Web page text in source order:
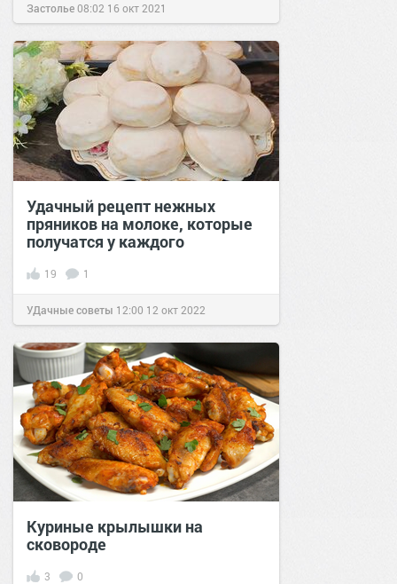
Застолье08:02 16 окт 2021
Удачный рецепт нежных
пряников на молоке, которые
получатся у каждого
19 1
УДачные советы 12:00 12 окт 2022
Куриные крылышки на
сковороде
3 0